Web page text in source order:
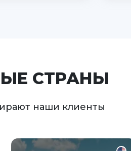
СТРАНЫ
наши клиенты